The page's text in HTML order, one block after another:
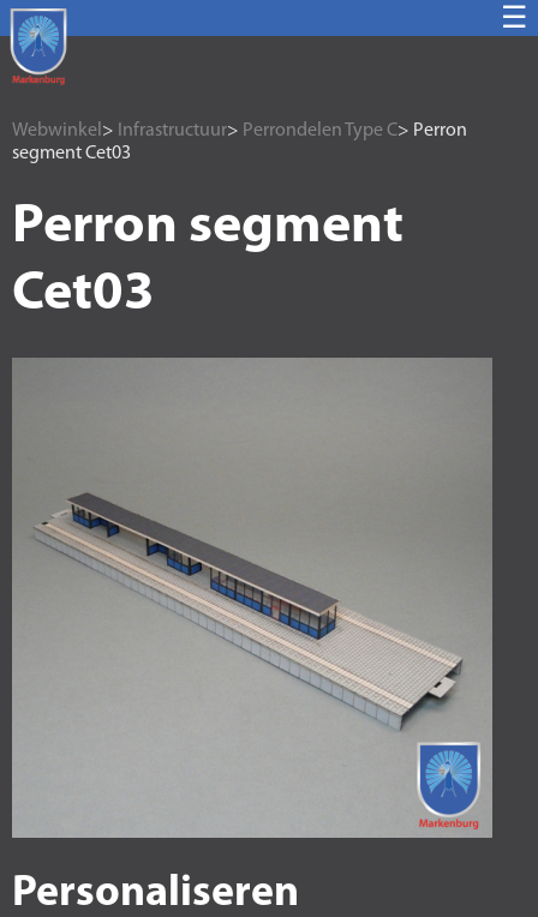
☰
Webwinkel > Infrastructuur> Perrondelen Type C> Perron
segment Cet03
Perron segment
Cet03
Personaliseren